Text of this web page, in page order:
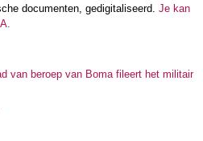
documenten, gedigitaliseerd. Je kan
van beroep van Boma fileert het militair